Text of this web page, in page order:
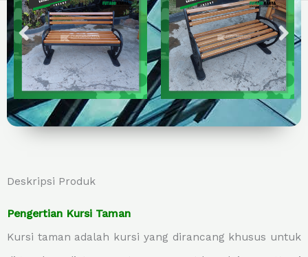
Deskripsi Produk
Pengertian Kursi Taman
Kursi taman adalah kursi yang dirancang khusus untuk